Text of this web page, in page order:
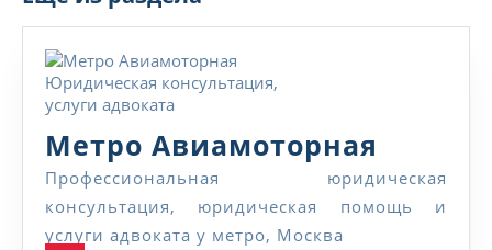
и
е
Метро Авиамоторная
Профессиональная юридическая
консультация, юридическая помощь и
услуги адвоката у метро, Москва